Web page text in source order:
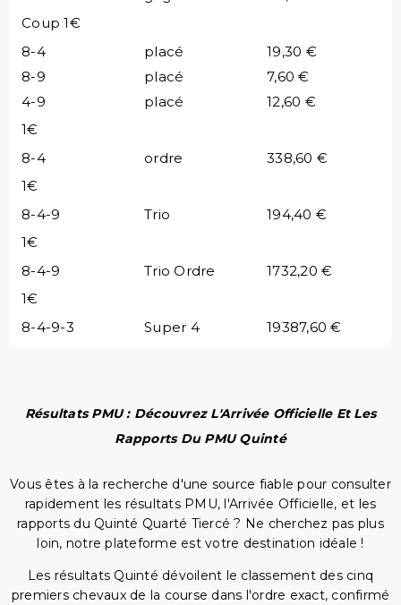
Coup 1€
8-4
placé
19,30 €
8-9
placé
7,60 €
4-9
placé
12,60 €
1€
8-4
ordre
338,60 €
1€
8-4-9
Trio
194,40 €
1€
8-4-9
Trio Ordre
1732,20 €
1€
8-4-9-3
Super 4 19387,60 €
Résultats PMU : Découvrez L'Arrivée Officielle Et Les
Rapports Du PMU Quinté
Vous êtes à la recherche d'une source fiable pour consulter
rapidement les résultats PMU, l'Arrivée Officielle, et les
rapports du Quinté Quarté Tiercé ? Ne cherchez pas plus
loin, notre plateforme est votre destination idéale !
Les résultats Quinté dévoilent le classement des cinq
premiers chevaux de la course dans l'ordre exact, confirmé